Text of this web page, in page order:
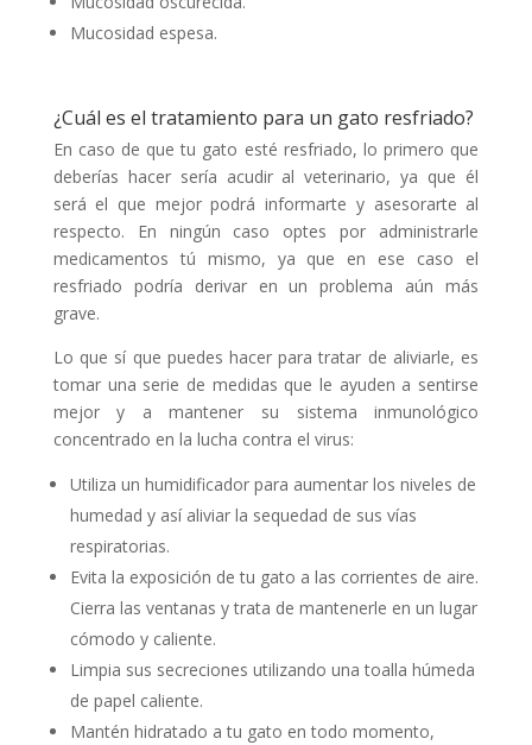
Mucosidad espesa.
¿Cuál es el tratamiento para un gato resfriado?
En caso de que tu gato esté resfriado, lo primero que
deberías hacer sería acudir al veterinario, ya que él
será el que mejor podrá informarte y asesorarte al
respecto. En ningún caso optes por administrarle
medicamentos tú mismo, ya que en ese caso el
resfriado podría derivar en un problema aún más
grave.
Lo que sí que puedes hacer para tratar de aliviarle, es
tomar una serie de medidas que le ayuden a sentirse
mejor y a mantener su sistema inmunológico
concentrado en la lucha contra el virus:
Utiliza un humidificador para aumentar los niveles de
humedad y así aliviar la sequedad de sus vías
respiratorias.
Evita la exposición de tu gato a las corrientes de aire.
Cierra las ventanas y trata de mantenerle en un lugar
cómodo y caliente.
Limpia sus secreciones utilizando una toalla húmeda
de papel caliente.
Mantén hidratado a tu gato en todo momento,